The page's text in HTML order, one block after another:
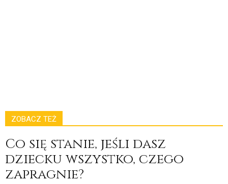
ZOBACZ TEŻ
Co się stanie, jeśli dasz
dziecku wszystko, czego
zapragnie?